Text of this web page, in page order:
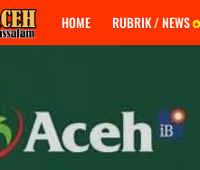
HOME RUBRIK / NEWS